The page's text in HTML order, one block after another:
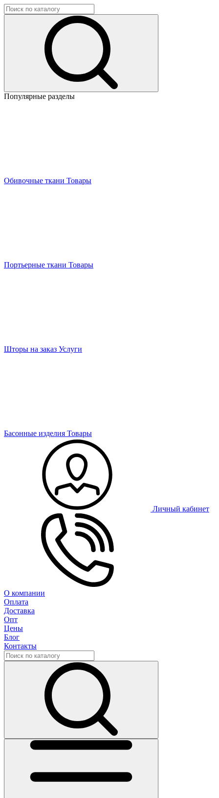
Популярные разделы
Обивочные ткани Товары
Портьерные ткани Товары
Шторы на заказ Услуги
Басонные изделия Товары
Личный кабинет
О компании
Оплата
Доставка
Опт
Цены
Блог
Контакты